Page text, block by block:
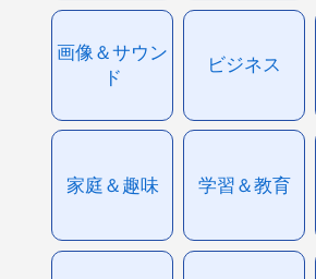
画像＆サウン
ド
ビジネス
家庭＆趣味 学習＆教育